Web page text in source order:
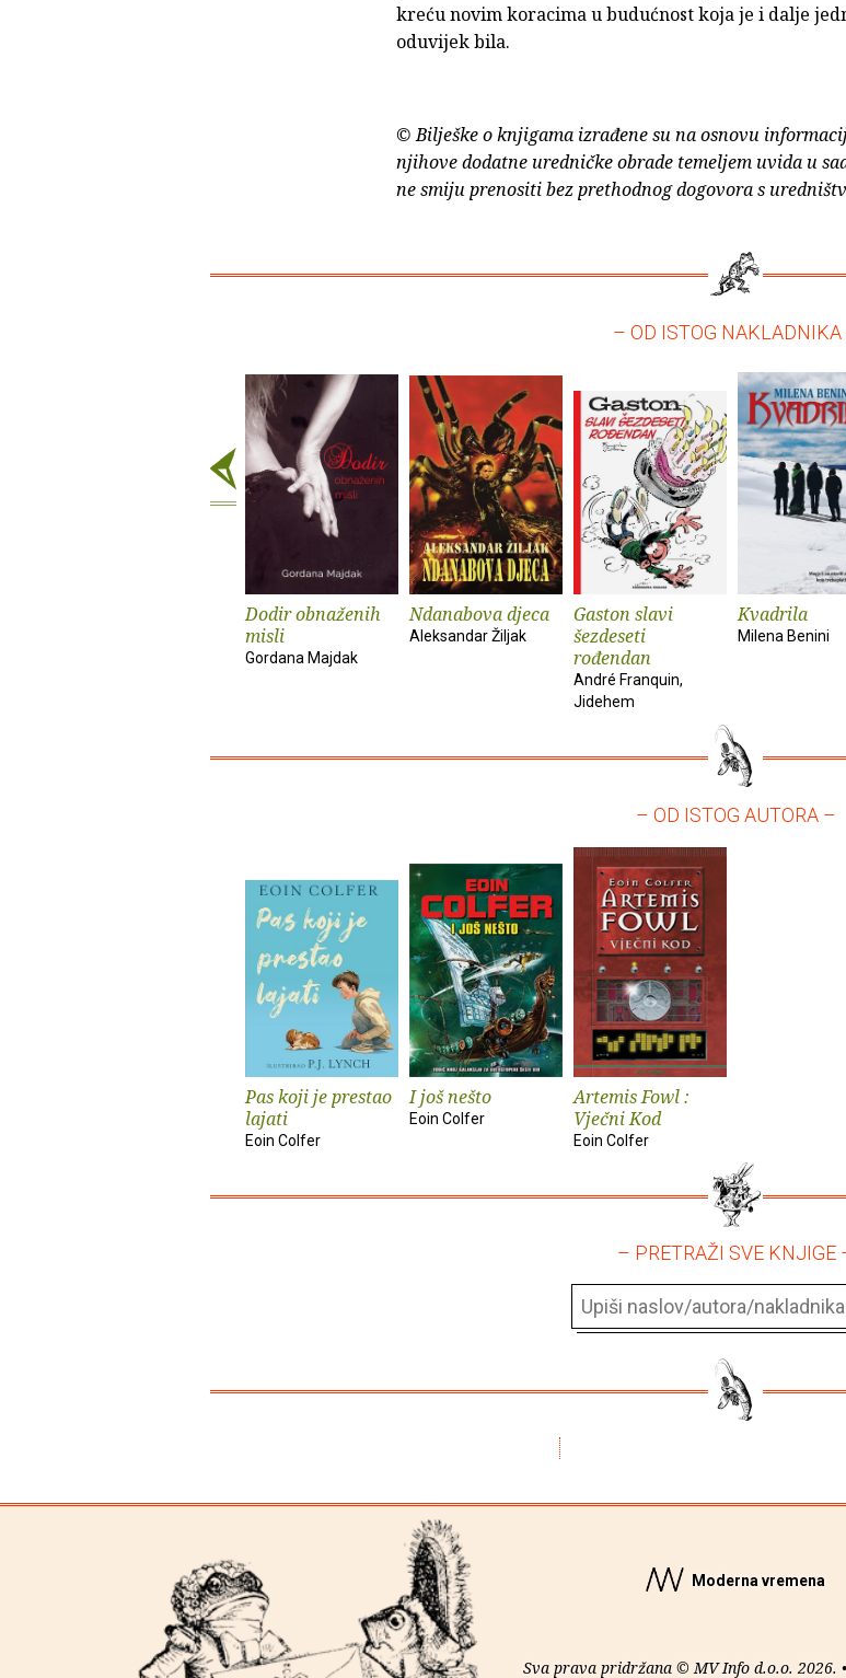
kreću novim koracima u budućnost koja je i dalje
oduvijek bila.
© Bilješke o knjigama izrađene su na osnovu
njihove dodatne uredničke obrade temeljem uvida u
ne smiju prenositi bez prethodnog dogovora s
– OD ISTOG
Dodir obnaženih
misli
Gordana Majdak
Ndanabova djeca
Aleksandar Žiljak
Gaston slavi
šezdeseti
rođendan
André Franquin,
Jidehem
Kvadrila
Milena Benini
– OD ISTOG AUTORA –
Pas koji je prestao
lajati
Eoin Colfer
I još nešto
Eoin Colfer
Artemis Fowl :
Vječni Kod
Eoin Colfer
– PRETRAŽI SVE KNJIGE
Moderna vremena
Sva prava pridržana © MV Info d.o.o. 2026.